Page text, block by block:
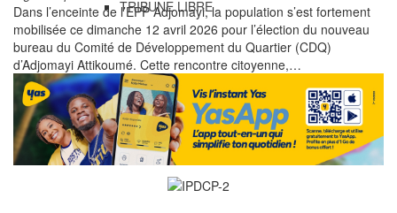
TRIBUNE LIBRE
Dans l’enceinte de l’EPP Adjomayi, la population s’est fortement
mobilisée ce dimanche 12 avril 2026 pour l’élection du nouveau
bureau du Comité de Développement du Quartier (CDQ)
d’Adjomayi Attikoumé. Cette rencontre citoyenne,…